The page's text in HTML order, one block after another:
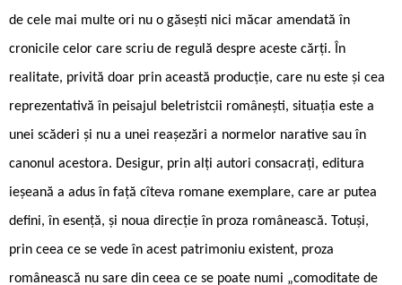
de cele mai multe ori nu o găseşti nici măcar amendată în
cronicile celor care scriu de regulă despre aceste cărţi. În
realitate, privită doar prin această producţie, care nu este şi cea
reprezentativă în peisajul beletristcii româneşti, situaţia este a
unei scăderi şi nu a unei reaşezări a normelor narative sau în
canonul acestora. Desigur, prin alţi autori consacraţi, editura
ieşeană a adus în faţă cîteva romane exemplare, care ar putea
defini, în esenţă, şi noua direcţie în proza românească. Totuşi,
prin ceea ce se vede în acest patrimoniu existent, proza
românească nu sare din ceea ce se poate numi „comoditate de